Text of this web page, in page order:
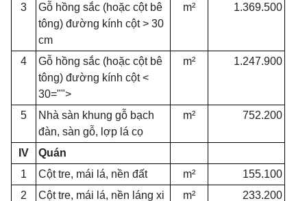
3
Gỗ hồng sắc (hoặc cột bê
tông) đường kính cột > 30
cm
m² 1.369.500
4
Gỗ hồng sắc (hoặc cột bê
tông) đường kính cột <
30="">
m² 1.247.900
5
Nhà sàn khung gỗ bạch
đàn, sàn gỗ, lợp lá cọ
m² 752.200
IV
Quán
1
Cột tre, mái lá, nền đất m²
155.100
2
Cột tre, mái lá, nền láng xi
m² 233.200